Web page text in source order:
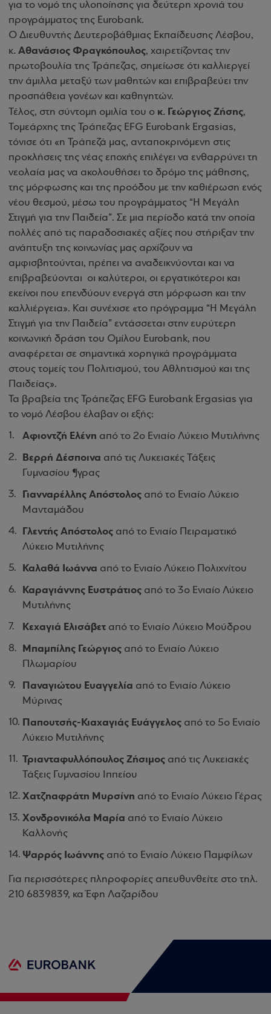
για το νομό της υλοποίησης για δεύτερη χρονιά του
προγράμματος της Eurobank.
Ο Διευθυντής Δευτεροβάθμιας Εκπαίδευσης Λέσβου,
κ. Αθανάσιος Φραγκόπουλος, χαιρετίζοντας την
πρωτοβουλία της Τράπεζας, σημείωσε ότι καλλιεργεί
την άμιλλα μεταξύ των μαθητών και επιβραβεύει την
προσπάθεια γονέων και καθηγητών.
Τέλος, στη σύντομη ομιλία του ο κ. Γεώργιος Ζήσης,
Τομεάρχης της Τράπεζας ΕFG Eurobank Ergasias,
τόνισε ότι «η Τράπεζά μας, ανταποκρινόμενη στις
προκλήσεις της νέας εποχής επιλέγει να ενθαρρύνει τη
νεολαία μας να ακολουθήσει το δρόμο της μάθησης,
της μόρφωσης και της προόδου με την καθιέρωση ενός
νέου θεσμού, μέσω του προγράμματος “Η Μεγάλη
Στιγμή για την Παιδεία”. Σε μια περίοδο κατά την οποία
πολλές από τις παραδοσιακές αξίες που στήριξαν την
ανάπτυξη της κοινωνίας μας αρχίζουν να
αμφισβητούνται, πρέπει να αναδεικνύονται και να
επιβραβεύονται οι καλύτεροι, οι εργατικότεροι και
εκείνοι που επενδύουν ενεργά στη μόρφωση και την
καλλιέργεια». Και συνέχισε «το πρόγραμμα “Η Μεγάλη
Στιγμή για την Παιδεία” εντάσσεται στην ευρύτερη
κοινωνική δράση του Ομίλου Eurobank, που
αναφέρεται σε σημαντικά χορηγικά προγράμματα
στους τομείς του Πολιτισμού, του Αθλητισμού και της
Παιδείας».
Τα βραβεία της Τράπεζας EFG Eurobank Ergasias για
το νομό Λέσβου έλαβαν οι εξής:
Αφιοντζή Ελένη από το 2ο Ενιαίο Λύκειο Μυτιλήνης
Βερρή Δέσποινα από τις Λυκειακές Τάξεις
Γυμνασίου ¶γρας
Γιανναρέλλης Απόστολος από το Ενιαίο Λύκειο
Μανταμάδου
Γλεντής Απόστολος από το Ενιαίο Πειραματικό
Λύκειο Μυτιλήνης
Καλαθά Ιωάννα από το Ενιαίο Λύκειο Πολιχνίτου
Καραγιάννης Ευστράτιος από το 3ο Ενιαίο Λύκειο
Μυτιλήνης
Κεχαγιά Ελισάβετ από το Ενιαίο Λύκειο Μούδρου
Μπαμπίλης Γεώργιος από το Ενιαίο Λύκειο
Πλωμαρίου
Παναγιώτου Ευαγγελία από το Ενιαίο Λύκειο
Μύρινας
Παπουτσής-Κιαχαγιάς Ευάγγελος από το 5ο Ενιαίο
Λύκειο Μυτιλήνης
Τριανταφυλλόπουλος Ζήσιμος από τις Λυκειακές
Τάξεις Γυμνασίου Ιππείου
Χατζηαφράτη Μυρσίνη από το Ενιαίο Λύκειο Γέρας
Χονδρονικόλα Μαρία από το Ενιαίο Λύκειο
Καλλονής
Ψαρρός Ιωάννης από το Ενιαίο Λύκειο Παμφίλων
Για περισσότερες πληροφορίες απευθυνθείτε στο τηλ.
210 6839839, κα Έφη Λαζαρίδου